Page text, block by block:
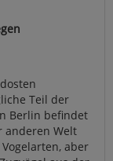
Teil der
Berlin befindet
anderen Welt
aber